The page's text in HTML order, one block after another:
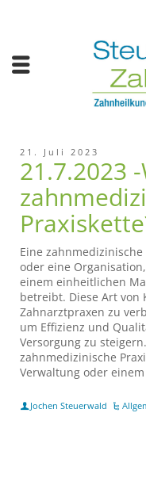
21. Juli 2023
21.7.2023
Eine
oder eine
einem einheitlichen
betreibt. Diese Art von
Zahnarztpraxen zu
um Effizienz und
Versorgung zu
zahnmedizinische
Verwaltung oder
Jochen Steuerwald